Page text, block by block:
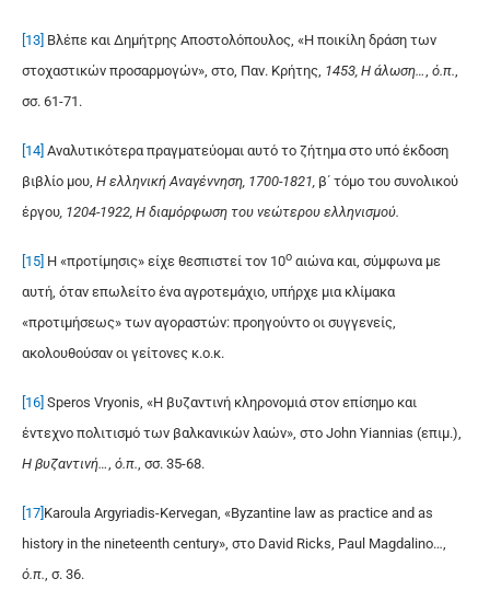
[13] Βλέπε και Δημήτρης Αποστολόπουλος, «Η ποικίλη δράση των
στοχαστικών προσαρμογών», στο, Παν. Κρήτης, 1453, Η άλωση… ό.π.
σσ. 61-71.
[14] Αναλυτικότερα πραγματεύομαι αυτό το ζήτημα στο υπό έκδοση
βιβλίο μου, Η ελληνική Αναγέννηση, 1700-1821, β΄ τόμο του συνολικού
έργου , 1204-1922, Η διαμόρφωση του νεώτερου ελληνισμού.
[15] Η «προτίμησις» είχε θεσπιστεί τον 10ο αιώνα και, σύμφωνα με
αυτή, όταν επωλείτο ένα αγροτεμάχιο, υπήρχε μια κλίμακα
«προτιμήσεως» των αγοραστών: προηγούντο οι συγγενείς,
ακολουθούσαν οι γείτονες κ.ο.κ.
[16] Speros Vryonis, «Η βυζαντινή κληρονομιά στον επίσημο και
έντεχνο πολιτισμό των βαλκανικών λαών», στο John Yiannias (επιμ.),
Η βυζαντινή… ό.π. , σσ. 35-68.
[17]Karoula Argyriadis-Kervegan, «Byzantine law as practice and as
history in the nineteenth century», στο David Ricks, Paul Magdalino…,
ό.π. , σ. 36.